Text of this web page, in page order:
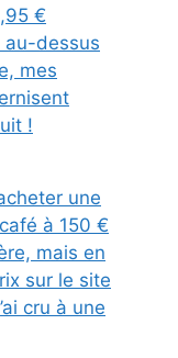
€
au-dessus
mes
!
une
à 150 €
mais en
sur le site
cru à une